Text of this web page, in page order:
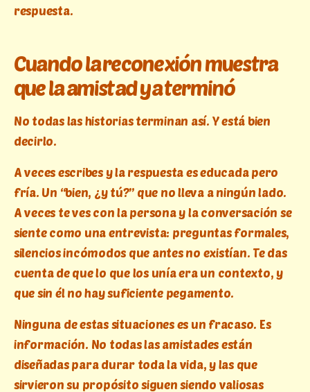
respuesta.
Cuando la reconexión muestra
que la amistad ya terminó
No todas las historias terminan así. Y está bien
decirlo.
A veces escribes y la respuesta es educada pero
fría. Un “bien, ¿y tú?” que no lleva a ningún lado.
A veces te ves con la persona y la conversación se
siente como una entrevista: preguntas formales,
silencios incómodos que antes no existían. Te das
cuenta de que lo que los unía era un contexto, y
que sin él no hay suficiente pegamento.
Ninguna de estas situaciones es un fracaso. Es
información. No todas las amistades están
diseñadas para durar toda la vida, y las que
sirvieron su propósito siguen siendo valiosas